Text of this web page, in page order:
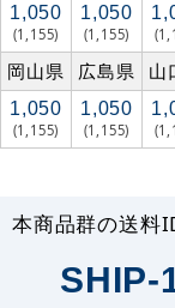
1,050
(1,155)
1,050
(1,155)
岡山県 広島県 山
1,050
(1,155)
1,050
(1,155)
本商品群の送料
SHIP-